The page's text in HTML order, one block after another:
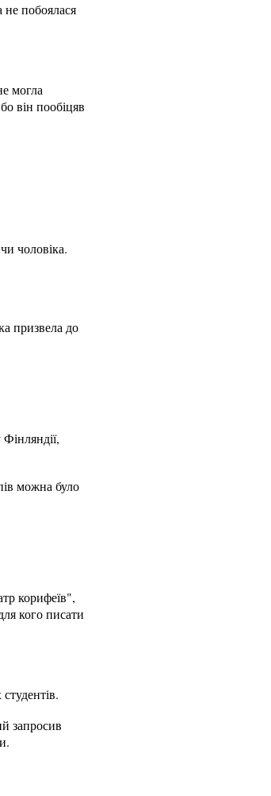
не побоялася
могла
він пообіцяв
чоловіка.
призвела до
можна було
корифеїв",
кого писати
запросив